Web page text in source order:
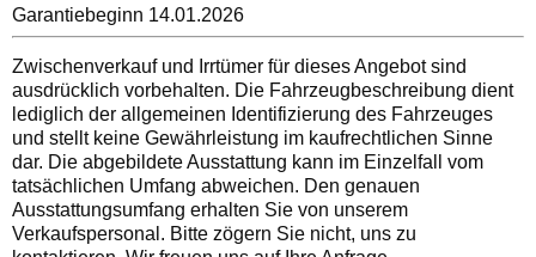
Garantiebeginn 14.01.2026
Zwischenverkauf und Irrtümer für dieses Angebot sind
ausdrücklich vorbehalten. Die Fahrzeugbeschreibung dient
lediglich der allgemeinen Identifizierung des Fahrzeuges
und stellt keine Gewährleistung im kaufrechtlichen Sinne
dar. Die abgebildete Ausstattung kann im Einzelfall vom
tatsächlichen Umfang abweichen. Den genauen
Ausstattungsumfang erhalten Sie von unserem
Verkaufspersonal. Bitte zögern Sie nicht, uns zu